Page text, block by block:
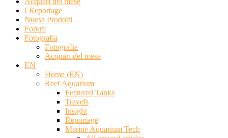
I Reportage
Nuovi Prodotti
Forum
Fotografia
Fotografia
Acquari del mese
EN
Home (EN)
Reef Aquarium
Featured Tanks
Travels
Insight
Reportage
Marine Aquarium Tech